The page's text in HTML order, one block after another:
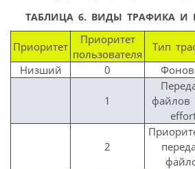
ТАБЛИЦА 6. ВИДЫ ТРАФИКА И
Приоритет
Приоритет
пользователя
Тип
Низший
0
1
файлов
2